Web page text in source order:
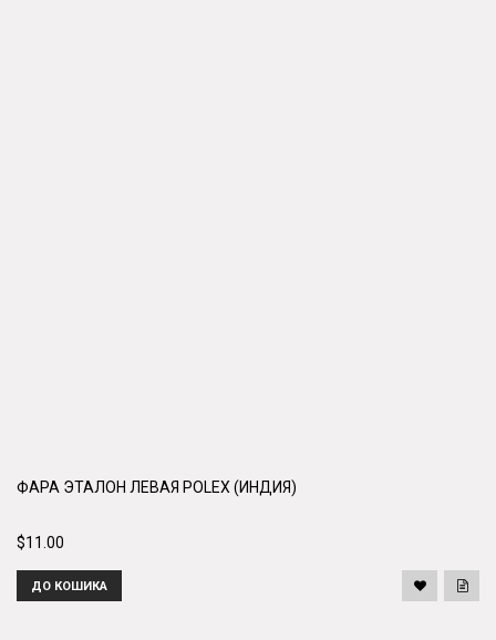
ФАРА ЭТАЛОН ЛЕВАЯ POLEX (ИНДИЯ)
$11.00
ДО КОШИКА